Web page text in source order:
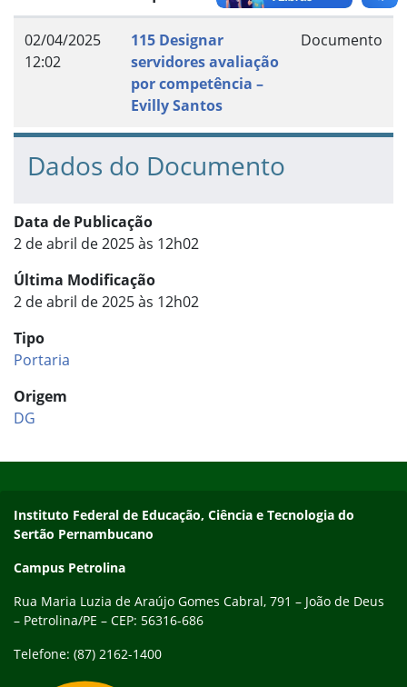
02/04/2025
12:02
115 Designar
servidores avaliação
por competência –
Evilly Santos
Documento
Dados do Documento
Data de Publicação
2 de abril de 2025 às 12h02
Última Modificação
2 de abril de 2025 às 12h02
Tipo
Portaria
Origem
DG
Endereço
Instituto Federal de Educação, Ciência e Tecnologia do
Sertão Pernambucano
Campus Petrolina
Rua Maria Luzia de Araújo Gomes Cabral, 791 – João de Deus
– Petrolina/PE – CEP: 56316-686
Telefone: (87) 2162-1400